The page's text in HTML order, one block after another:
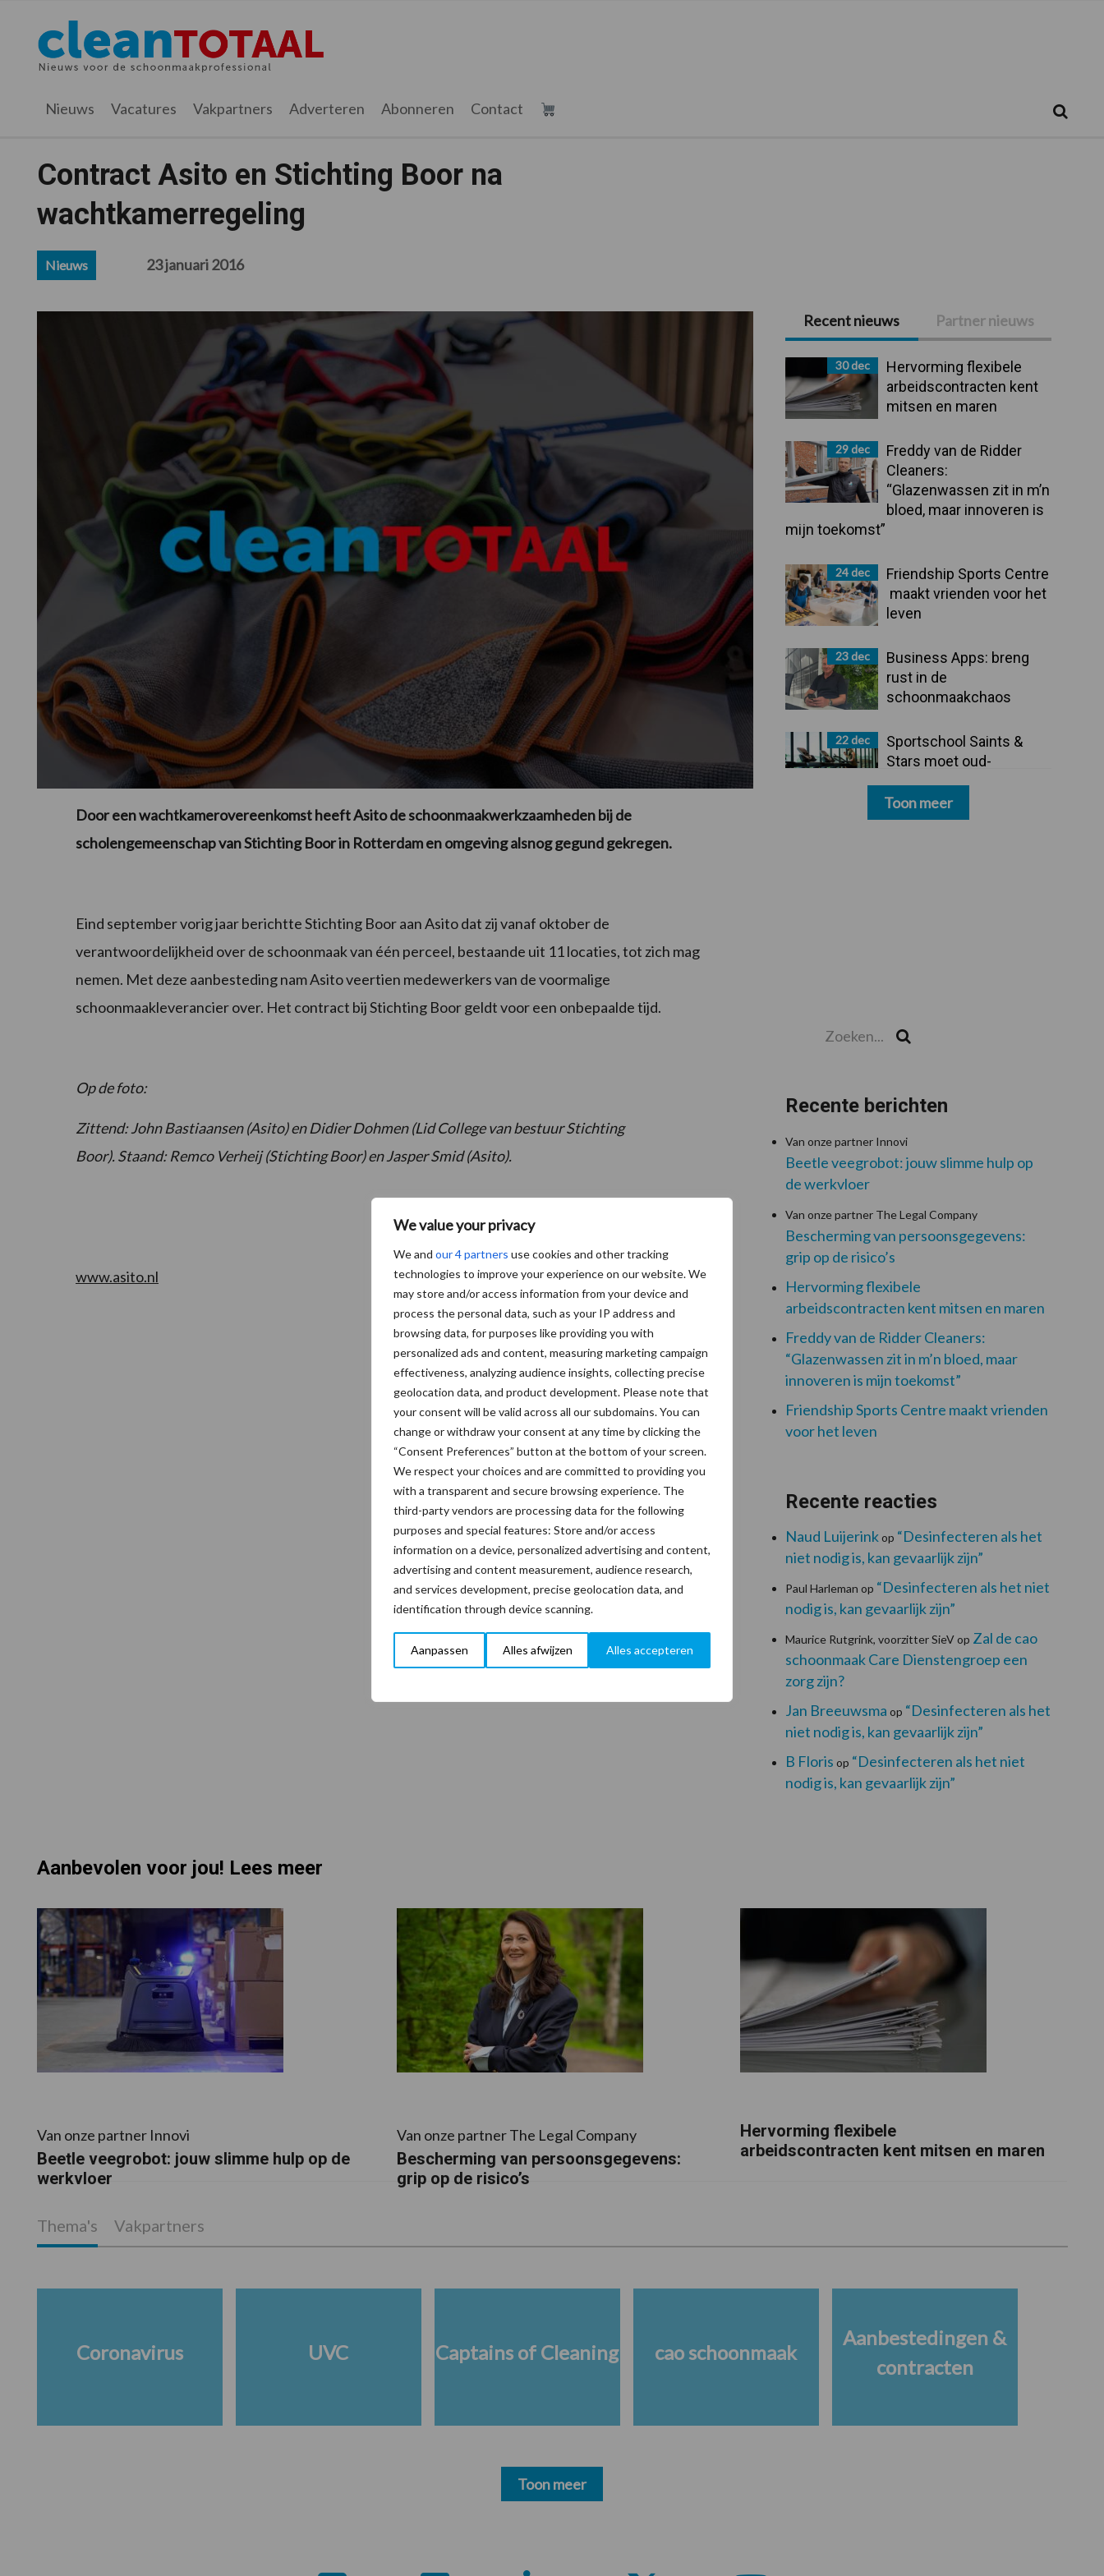
We value your privacy
We and our 4 partners use cookies and other tracking
technologies to improve your experience on our website. We
may store and/or access information from your device and
process the personal data, such as your IP address and
browsing data, for purposes like providing you with
personalized ads and content, measuring marketing campaign
effectiveness, analyzing audience insights, collecting precise
geolocation data, and product development. Please note that
your consent will be valid across all our subdomains. You can
change or withdraw your consent at any time by clicking the
“Consent Preferences” button at the bottom of your screen.
We respect your choices and are committed to providing you
with a transparent and secure browsing experience. The
third-party vendors are processing data for the following
purposes and special features: Store and/or access
information on a device, personalized advertising and content,
advertising and content measurement, audience research,
and services development, precise geolocation data, and
identification through device scanning.
Aanpassen Alles afwijzen Alles accepteren
hoofdnavigatie
hoofd
inhoud
eerste
sidebar
voettekst
Cleantotaal.nl
Het
laatste
voor
professionele
Nieuws Vacatures Vakpartners Adverteren Abonneren Contact
Contract Asito en Stichting Boor na
wachtkamerregeling
Nieuws 23 januari 2016
Door een wachtkamerovereenkomst heeft Asito de schoonmaakwerkzaamheden bij de
scholengemeenschap van Stichting Boor in Rotterdam en omgeving alsnog gegund gekregen.
Eind september vorig jaar berichtte Stichting Boor aan Asito dat zij vanaf oktober de
verantwoordelijkheid over de schoonmaak van één perceel, bestaande uit 11 locaties, tot zich mag
nemen. Met deze aanbesteding nam Asito veertien medewerkers van de voormalige
schoonmaakleverancier over. Het contract bij Stichting Boor geldt voor een onbepaalde tijd.
Op de foto:
Zittend: John Bastiaansen (Asito) en Didier Dohmen (Lid College van bestuur Stichting
Boor).Staand: Remco Verheij (Stichting Boor) en Jasper Smid (Asito).
www.asito.nl
Primaire
Sidebar
Recent nieuws Partner nieuws
30 dec
Hervorming flexibele
arbeidscontracten kent
mitsen en maren
29 dec
Freddy van de Ridder
Cleaners:
“Glazenwassen zit in m’n
bloed, maar innoveren is
mijn toekomst”
24 dec
Friendship Sports Centre
maakt vrienden voor het
leven
23 dec
Business Apps: breng
rust in de
schoonmaakchaos
22 dec
Sportschool Saints &
Stars moet oud-
betalen
Toon meer
Recente berichten
Van onze partner Innovi
Beetle veegrobot: jouw slimme hulp op
de werkvloer
Van onze partner The Legal Company
Bescherming van persoonsgegevens:
grip op de risico’s
Hervorming flexibele
arbeidscontracten kent mitsen en maren
Freddy van de Ridder Cleaners:
“Glazenwassen zit in m’n bloed, maar
innoveren is mijn toekomst”
Friendship Sports Centre maakt vrienden
voor het leven
Recente reacties
Naud Luijerinkop “Desinfecteren als het
niet nodig is, kan gevaarlijk zijn”
Paul Harleman op “Desinfecteren als het niet
nodig is, kan gevaarlijk zijn”
Maurice Rutgrink, voorzitter SieVop Zal de cao
schoonmaak Care Dienstengroep een
zorg zijn?
Jan Breeuwsma op “Desinfecteren als het
niet nodig is, kan gevaarlijk zijn”
B Floris op “Desinfecteren als het niet
nodig is, kan gevaarlijk zijn”
Aanbevolen voor jou! Lees meer
Van onze partner Innovi
Beetle veegrobot: jouw slimme hulp op de
werkvloer
Van onze partner The Legal Company
Bescherming van persoonsgegevens:
grip op de risico’s
Hervorming flexibele
arbeidscontracten kent mitsen en maren
Thema's Vakpartners
Coronavirus UVC Captains of Cleaning cao schoonmaak
Aanbestedingen &
contracten
Toon meer